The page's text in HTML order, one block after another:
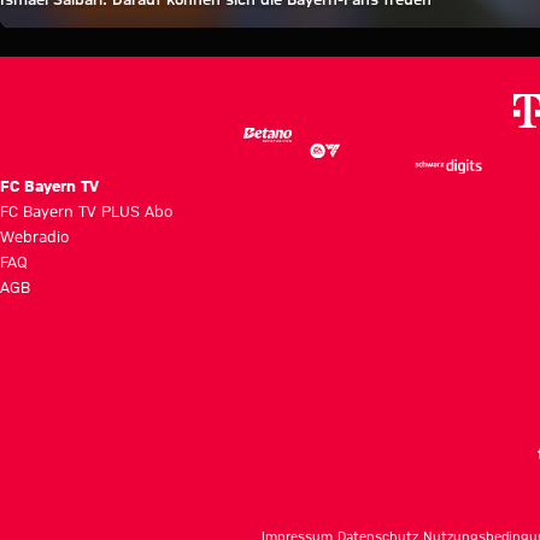
FC Bayern TV
FC Bayern TV PLUS Abo
Webradio
FAQ
AGB
Impressum Datenschutz